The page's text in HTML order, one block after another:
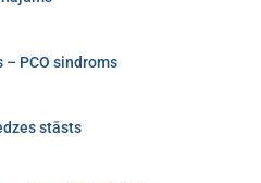
PCO sindroms​
stāsts